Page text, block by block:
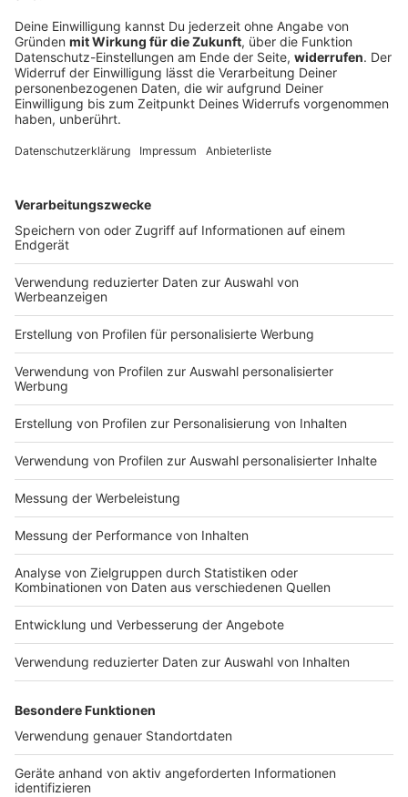
Verfassungsschutz beobachtet AfD-
Abgeordneten Nolte
Auf die AfD hat der Verfassungsschutz ein Auge.
Inzwischen steht in Bayern der dritte
DEINE GEMERKTEN ARTIKEL
Du hast dir noch keine Artikel gemerkt
Markiere sie hierfür mit einem
Impressum
Nutzungsbedingungen
Jobs
Presse
Werben
Archiv
ANTENNE BAYERN GROUP
Stiftung ANTENNE BAYERN
Kontakt
Studio-Hotline
Verkehrs-Hotline
Newsletter